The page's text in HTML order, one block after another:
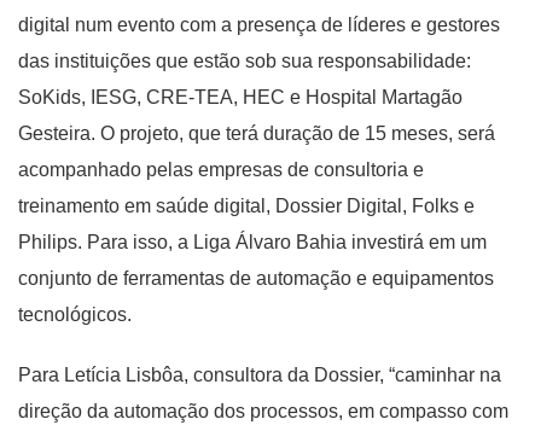
digital num evento com a presença de líderes e gestores
das instituições que estão sob sua responsabilidade:
SoKids, IESG, CRE-TEA, HEC e Hospital Martagão
Gesteira. O projeto, que terá duração de 15 meses, será
acompanhado pelas empresas de consultoria e
treinamento em saúde digital, Dossier Digital, Folks e
Philips. Para isso, a Liga Álvaro Bahia investirá em um
conjunto de ferramentas de automação e equipamentos
tecnológicos.
Para Letícia Lisbôa, consultora da Dossier, “caminhar na
direção da automação dos processos, em compasso com